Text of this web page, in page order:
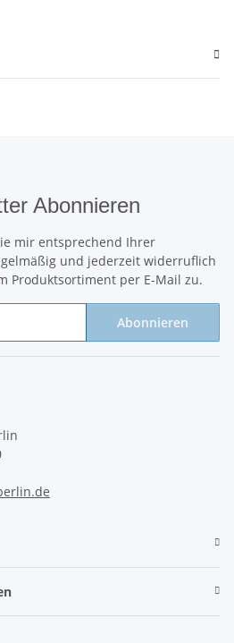
Abonnieren
mir entsprechend Ihrer
und jederzeit widerruflich
Produktsortiment per E-Mail zu.
Abonnieren